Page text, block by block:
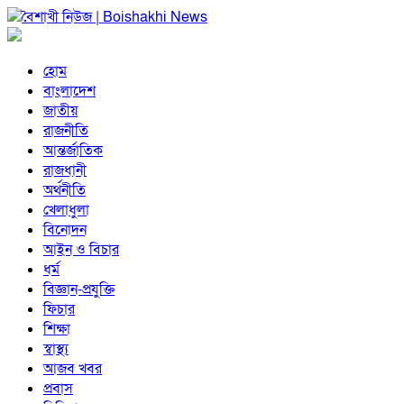
হোম
বাংলাদেশ
জাতীয়
রাজনীতি
আন্তর্জাতিক
রাজধানী
অর্থনীতি
খেলাধুলা
বিনোদন
আইন ও বিচার
ধর্ম
বিজ্ঞান-প্রযুক্তি
ফিচার
শিক্ষা
স্বাস্থ্য
আজব খবর
প্রবাস